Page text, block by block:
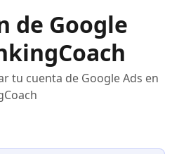
de Google
tu cuenta de Google Ads en